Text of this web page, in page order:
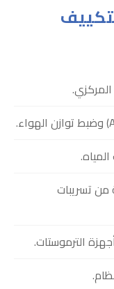
من تسريبات
الترموستات.